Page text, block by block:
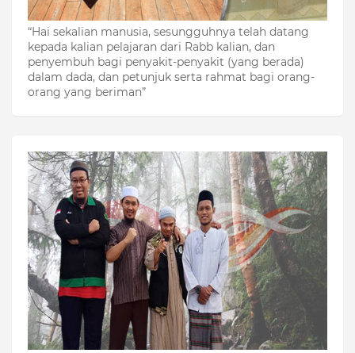
“Hai sekalian manusia, sesungguhnya telah datang
kepada kalian pelajaran dari Rabb kalian, dan
penyembuh bagi penyakit-penyakit (yang berada)
dalam dada, dan petunjuk serta rahmat bagi orang-
orang yang beriman”